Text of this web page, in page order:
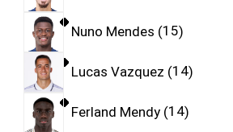
Nuno Mendes 15
Lucas Vazquez 14
Ferland Mendy 14